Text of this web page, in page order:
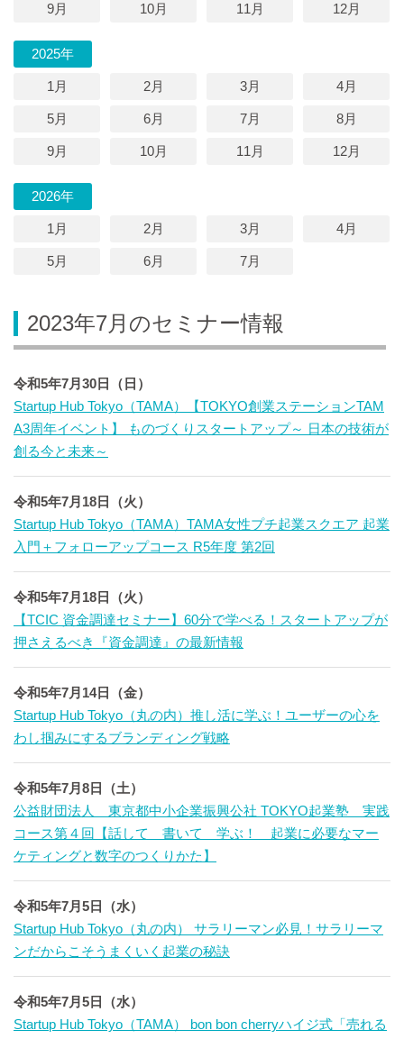
9月 10月 11月 12月
2025年
1月 2月 3月 4月
5月 6月 7月 8月
9月 10月 11月 12月
2026年
1月 2月 3月 4月
5月 6月 7月
2023年7月のセミナー情報
令和5年7月30日（日）
Startup Hub Tokyo（TAMA）【TOKYO創業ステーションTAM
A3周年イベント】 ものづくりスタートアップ～ 日本の技術が
創る今と未来～
令和5年7月18日（火）
Startup Hub Tokyo（TAMA）TAMA女性プチ起業スクエア 起業
入門＋フォローアップコース R5年度 第2回
令和5年7月18日（火）
【TCIC 資金調達セミナー】60分で学べる！スタートアップが
押さえるべき『資金調達』の最新情報
令和5年7月14日（金）
Startup Hub Tokyo（丸の内）推し活に学ぶ！ユーザーの心を
わし掴みにするブランディング戦略
令和5年7月8日（土）
公益財団法人 東京都中小企業振興公社 TOKYO起業塾 実践
コース第４回【話して 書いて 学ぶ！ 起業に必要なマー
ケティングと数字のつくりかた】
令和5年7月5日（水）
Startup Hub Tokyo（丸の内） サラリーマン必見！サラリーマ
ンだからこそうまくいく起業の秘訣
令和5年7月5日（水）
Startup Hub Tokyo（TAMA） bon bon cherryハイジ式「売れる